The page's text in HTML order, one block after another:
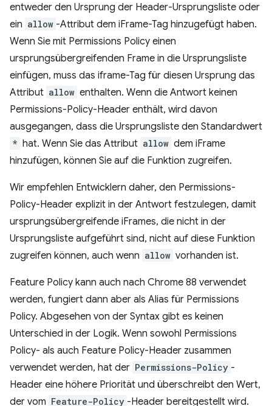
entweder den Ursprung der Header-Ursprungsliste oder
ein allow -Attribut dem iFrame-Tag hinzugefügt haben.
Wenn Sie mit Permissions Policy einen
ursprungsübergreifenden Frame in die Ursprungsliste
einfügen, muss das iframe-Tag für diesen Ursprung das
Attribut allow enthalten. Wenn die Antwort keinen
Permissions-Policy-Header enthält, wird davon
ausgegangen, dass die Ursprungsliste den Standardwert
* hat. Wenn Sie das Attribut allow dem iFrame
hinzufügen, können Sie auf die Funktion zugreifen.
Wir empfehlen Entwicklern daher, den Permissions-
Policy-Header explizit in der Antwort festzulegen, damit
ursprungsübergreifende iFrames, die nicht in der
Ursprungsliste aufgeführt sind, nicht auf diese Funktion
zugreifen können, auch wenn allow vorhanden ist.
Feature Policy kann auch nach Chrome 88 verwendet
werden, fungiert dann aber als Alias für Permissions
Policy. Abgesehen von der Syntax gibt es keinen
Unterschied in der Logik. Wenn sowohl Permissions
Policy- als auch Feature Policy-Header zusammen
verwendet werden, hat der Permissions-Policy -
Header eine höhere Priorität und überschreibt den Wert,
der vom Feature-Policy -Header bereitgestellt wird.